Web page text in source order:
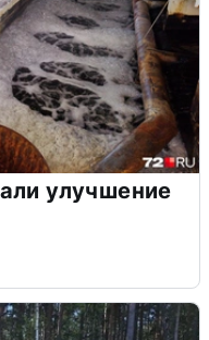
улучшение